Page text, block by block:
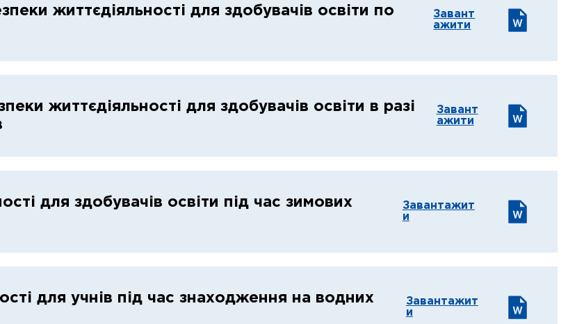
життєдіяльності для здобувачів освіти по
Завант
ажити
життєдіяльності для здобувачів освіти в разі
Завант
ажити
для здобувачів освіти під час зимових
Завантажит
и
для учнів під час знаходження на водних
Завантажит
и